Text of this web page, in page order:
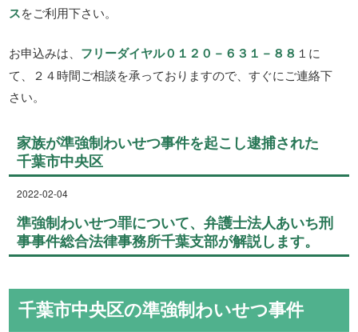
スをご利用下さい。
お申込みは、 フリーダイヤル０１２０－６３１－８８ １に
て、２４時間ご相談を承っておりますので、すぐにご連絡下
さい。
家族が準強制わいせつ事件を起こし逮捕された
千葉市中央区
2022-02-04
準強制わいせつ罪について、弁護士法人あいち刑
事事件総合法律事務所千葉支部が解説します。
千葉市中央区の準強制わいせつ事件